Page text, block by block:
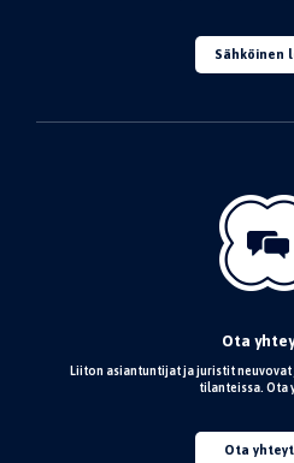
Sähköinen
Ota
Liiton asiantuntijat ja juristit neuvovat
tilanteissa. Ota
Ota